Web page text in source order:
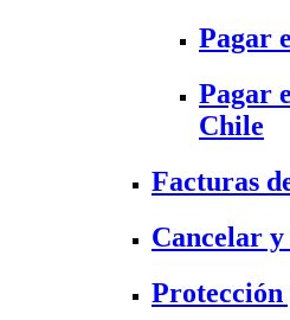
Pagar
Pagar
Chile
Facturas
Cancelar
Protección